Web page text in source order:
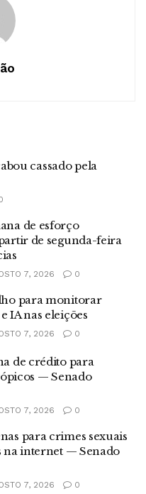
cassado pela
de esforço
de segunda-feira
7, 2026 0
para monitorar
IA nas eleições
7, 2026 0
de crédito para
— Senado
7, 2026 0
para crimes sexuais
na internet — Senado
7, 2026 0